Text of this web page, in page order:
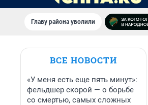
Главу района уволили
ВСЕ НОВОСТИ
«У меня есть еще пять минут»:
фельдшер скорой — о борьбе
со смертью, самых сложных